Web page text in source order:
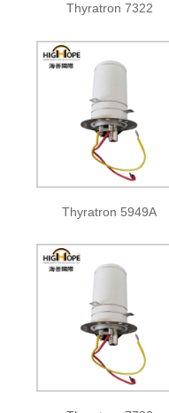
Thyratron 7322
Thyratron 5949A